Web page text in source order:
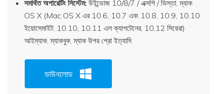
সমর্থিত অপারেটিং সিস্টেম: উইন্ডোজ 10/8/7 / এক্সপি / ভিস্তা, ম্যাক
OS X (Mac OS X এর 10.6, 10.7 এবং 10.8, 10.9, 10.10
ইয়োসেমাইট, 10.10, 10.11 এল ক্যাপটেনের, 10,12 সিয়েরা)
আইম্যাক, ম্যাকবুক, ম্যাক উপর প্রো ইত্যাদি
ডাউনলোড